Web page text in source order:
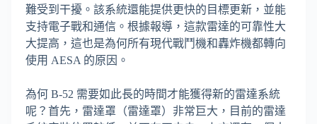
難受到干擾。該系統還能提供更快的目標更新，並能
支持電子戰和通信。根據報導，這款雷達的可靠性大
大提高，這也是為何所有現代戰鬥機和轟炸機都轉向
使用 AESA 的原因。
為何 B-52 需要如此長的時間才能獲得新的雷達系統
呢？首先，雷達罩（雷達罩）非常巨大，目前的雷達